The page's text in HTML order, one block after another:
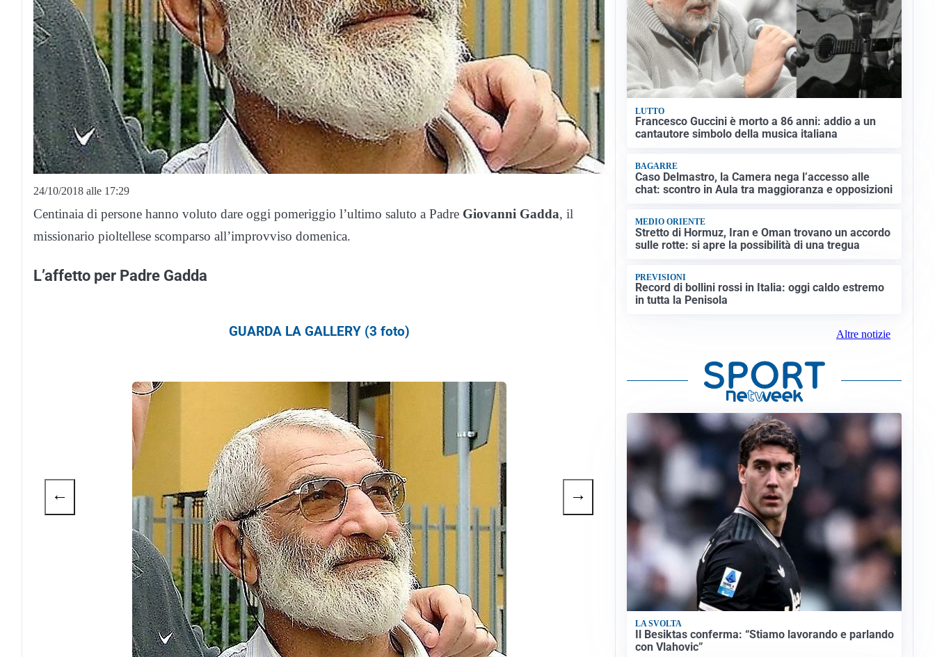
24/10/2018 alle 17:29
Centinaia di persone hanno voluto dare oggi pomeriggio l’ultimo saluto a Padre Giovanni Gadda, il
missionario pioltellese scomparso all’improvviso domenica.
L’affetto per Padre Gadda
GUARDA LA GALLERY (3 foto)
← →
LUTTO
Francesco Guccini è morto a 86 anni: addio a un
cantautore simbolo della musica italiana
BAGARRE
Caso Delmastro, la Camera nega l’accesso alle
chat: scontro in Aula tra maggioranza e opposizioni
MEDIO ORIENTE
Stretto di Hormuz, Iran e Oman trovano un accordo
sulle rotte: si apre la possibilità di una tregua
PREVISIONI
Record di bollini rossi in Italia: oggi caldo estremo
in tutta la Penisola
Altre notizie
LA SVOLTA
Il Besiktas conferma: “Stiamo lavorando e parlando
con Vlahovic”